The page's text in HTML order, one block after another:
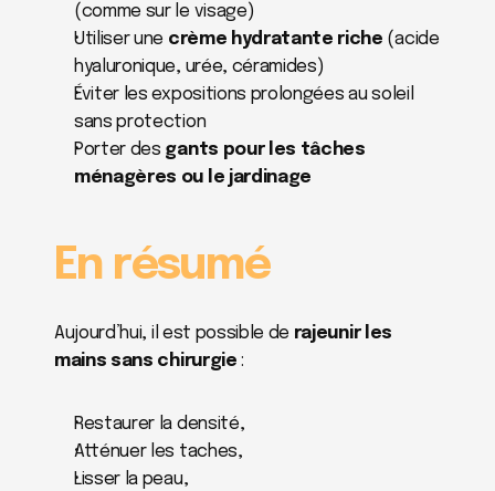
(comme sur le visage)
Utiliser une crème hydratante riche (acide
hyaluronique, urée, céramides)
Éviter les expositions prolongées au soleil
sans protection
Porter des gants pour les tâches
ménagères ou le jardinage
En résumé
Aujourd’hui, il est possible de rajeunir les
mains sans chirurgie :
Restaurer la densité,
Atténuer les taches,
Lisser la peau,